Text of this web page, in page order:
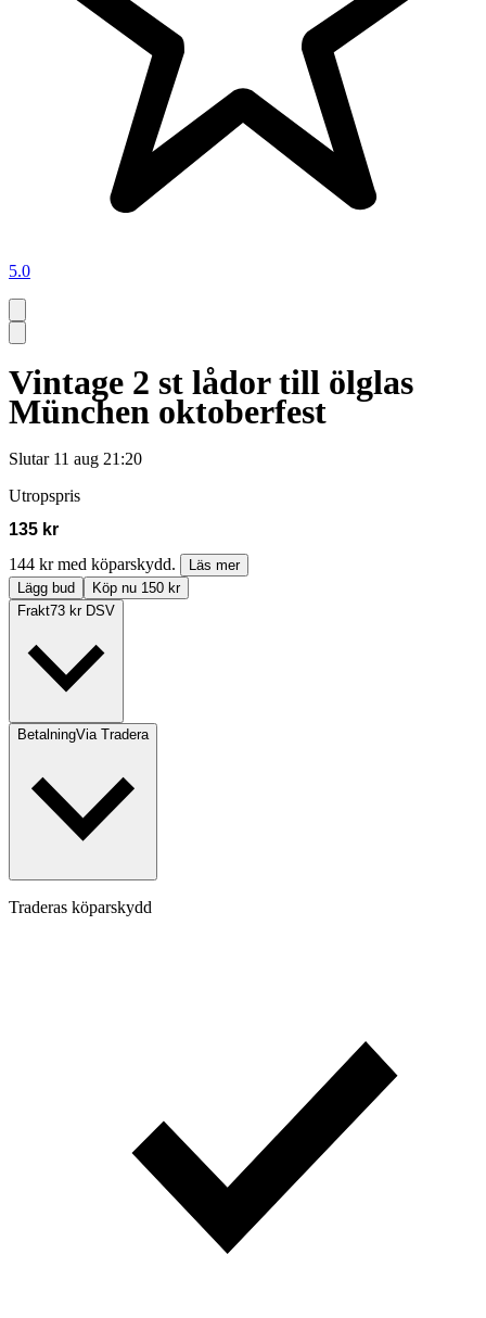
5.0
Vintage 2 st lådor till ölglas
München oktoberfest
Slutar 11 aug 21:20
Utropspris
135 kr
144 kr med köparskydd.
Läs mer
Lägg bud
Köp nu 150 kr
Frakt73 kr DSV
BetalningVia Tradera
Traderas köparskydd